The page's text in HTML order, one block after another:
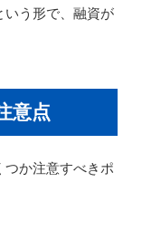
いう形で、融資が
意点
か注意すべきポ